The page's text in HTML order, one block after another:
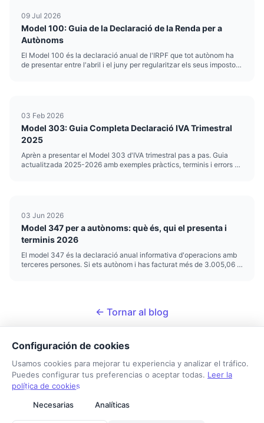
09 Jul 2026
Model 100: Guia de la Declaració de la Renda per a
Autònoms
El Model 100 és la declaració anual de l'IRPF que tot autònom ha
de presentar entre l'abril i el juny per regularitzar els seus impostos
03 Feb 2026
Model 303: Guia Completa Declaració IVA Trimestral
2025
Aprèn a presentar el Model 303 d'IVA trimestral pas a pas. Guia
actualitzada 2025-2026 amb exemples pràctics, terminis i errors a
03 Jun 2026
Model 347 per a autònoms: què és, qui el presenta i
terminis 2026
El model 347 és la declaració anual informativa d'operacions amb
terceres persones. Si ets autònom i has facturat més de 3.005,06 €
← Tornar al blog
Tarifa Autónomo
Configuración de cookies
Usamos cookies para mejorar tu experiencia y analizar el tráfico.
Puedes configurar tus preferencias o aceptar todas. Leer la
política de cookies
Necesarias
Analíticas